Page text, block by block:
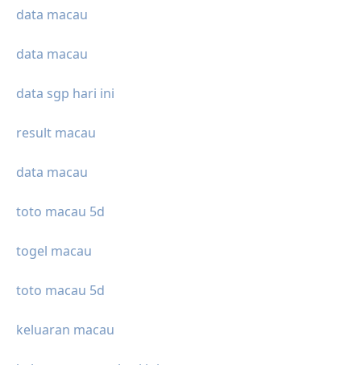
data macau
data macau
data sgp hari ini
result macau
data macau
toto macau 5d
togel macau
toto macau 5d
keluaran macau